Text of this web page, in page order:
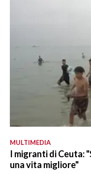
MULTIMEDIA
I migranti di Ceuta:
una vita migliore"